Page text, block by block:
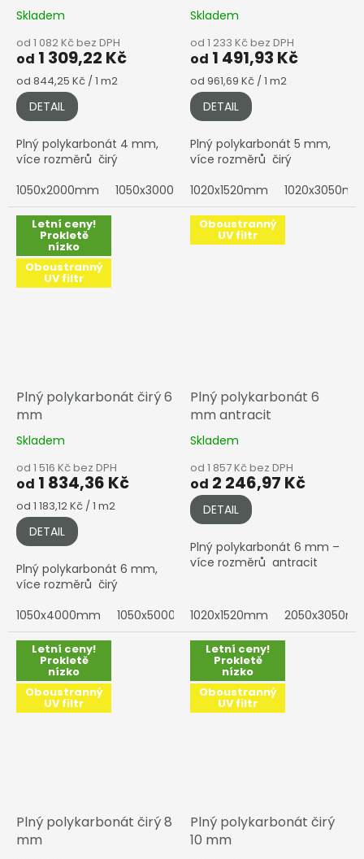
Skladem
od 1 082 Kč bez DPH
od 1 309,22 Kč
Měrná
cena:
od 844,25 Kč / 1 m2
DETAIL
Plný polykarbonát 4 mm,
více rozměrů čirý
1050x2000mm
1050x3000mm 1050x4000mm
Skladem
od 1 233 Kč bez DPH
od 1 491,93 Kč
Měrná
cena:
od 961,69 Kč / 1 m2
DETAIL
Plný polykarbonát 5 mm,
více rozměrů čirý
1020x1520mm
Letní ceny!
Prokletě
nízko
Oboustranný
UV filtr
Plný polykarbonát čirý 6
mm
Skladem
od 1 516 Kč bez DPH
od 1 834,36 Kč
Měrná
cena:
od 1 183,12 Kč / 1 m2
DETAIL
Plný polykarbonát 6 mm,
více rozměrů čirý
1050x4000mm
1050x5000mm 1050x6000mm
Oboustranný
UV filtr
Plný polykarbonát 6
mm antracit
Skladem
od 1 857 Kč bez DPH
od 2 246,97 Kč
DETAIL
Plný polykarbonát 6 mm –
více rozměrů antracit
1020x1520mm
Letní ceny!
Prokletě
nízko
Oboustranný
UV filtr
Plný polykarbonát čirý 8
mm
Letní ceny!
Prokletě
nízko
Oboustranný
UV filtr
Plný polykarbonát čirý
10 mm